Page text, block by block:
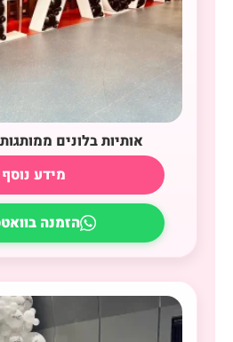
אותיות בלונים
מידע נוסף
הזמנה